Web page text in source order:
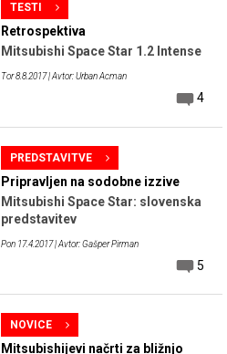
TESTI
Retrospektiva
Mitsubishi Space Star 1.2 Intense
Tor 8.8.2017| Avtor: Urban Acman
4
PREDSTAVITVE
Pripravljen na sodobne izzive
Mitsubishi Space Star: slovenska
predstavitev
Pon 17.4.2017| Avtor: Gašper Pirman
5
NOVICE
Mitsubishijevi načrti za bližnjo